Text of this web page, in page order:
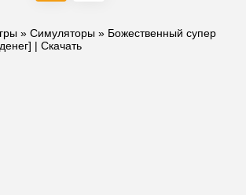
» Симуляторы » Божественный супер
| Скачать